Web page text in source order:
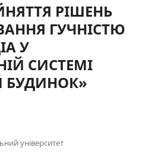
РІШЕНЬ
ГУЧНІСТЮ
У
СИСТЕМІ
університет